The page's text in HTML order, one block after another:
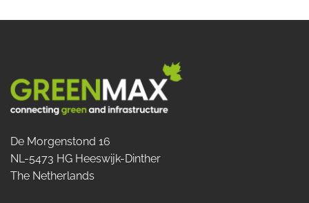
De Morgenstond 16
NL-5473 HG Heeswijk-Dinther
The Netherlands